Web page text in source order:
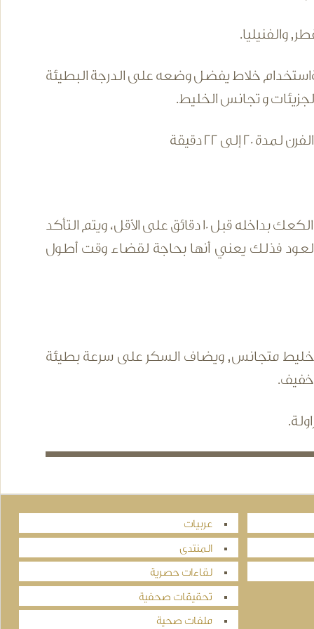
والفنيليا.
خلاط يفضل وضعه على الدرجة البطيئة
و تجانس الخليط.
22 دقيقة
زيادة حجم الكعك, تغير طفيف في لون الكعك, ولا يتم فتح الفرن و الكعك بداخله قبل 10 دقائق على الأقل، ويتم التأكد
فذلك يعني أنها بحاجة لقضاء وقت أطول
الخليط متجانس, ويضاف السكر على سرعة بطيئة
خفيف.
عربيات
المنتدى
لقاءات حصرية
تحقيقات صحفية
ملفات صحية